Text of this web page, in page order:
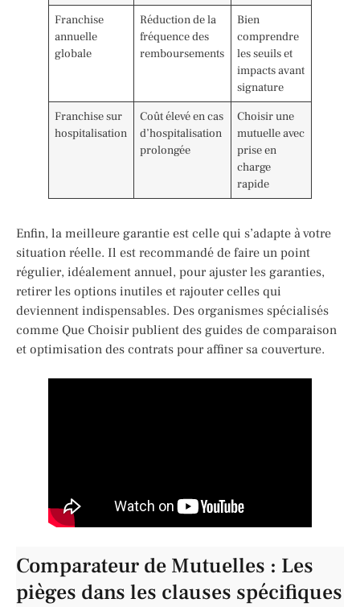
Franchise
annuelle
globale
Réduction de la
fréquence des
remboursements
Bien
comprendre
les seuils et
impacts avant
signature
Franchise sur
hospitalisation
Coût élevé en cas
d’hospitalisation
prolongée
Choisir une
mutuelle avec
prise en
charge
rapide
Enfin, la meilleure garantie est celle qui s’adapte à votre
situation réelle. Il est recommandé de faire un point
régulier, idéalement annuel, pour ajuster les garanties,
retirer les options inutiles et rajouter celles qui
deviennent indispensables. Des organismes spécialisés
comme Que Choisir publient des guides de comparaison
et optimisation des contrats pour affiner sa couverture.
Comparateur de Mutuelles : Les
pièges dans les clauses spécifiques